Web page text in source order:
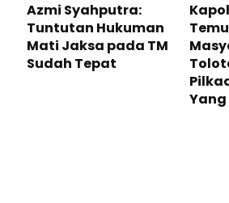
Azmi Syahputra:
Tuntutan Hukuman
Mati Jaksa pada TM
Sudah Tepat